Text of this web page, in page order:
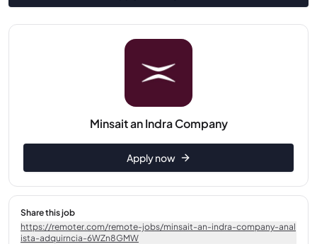
Minsait an Indra Company
Apply now
Share this job
https://remoter.com/remote-jobs/minsait-an-indra-company-anal
ista-adquirncia-6WZn8GMW